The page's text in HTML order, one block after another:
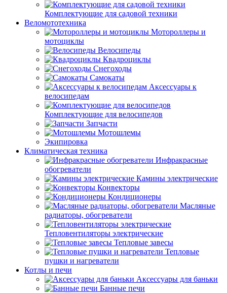
Комплектующие для садовой техники
Веломототехника
Мотороллеры и
мотоциклы
Велосипеды
Квадроциклы
Снегоходы
Самокаты
Аксессуары к
велосипедам
Комплектующие для велосипедов
Запчасти
Мотошлемы
Экипировка
Климатическая техника
Инфракрасные
обогреватели
Камины электрические
Конвекторы
Кондиционеры
Масляные
радиаторы, обогреватели
Тепловентиляторы электрические
Тепловые завесы
Тепловые
пушки и нагреватели
Котлы и печи
Аксессуары для баньки
Банные печи